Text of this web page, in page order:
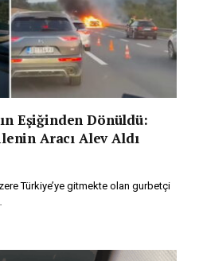
Eşiğinden Dönüldü:
Aracı Alev Aldı
Türkiye’ye gitmekte olan gurbetçi